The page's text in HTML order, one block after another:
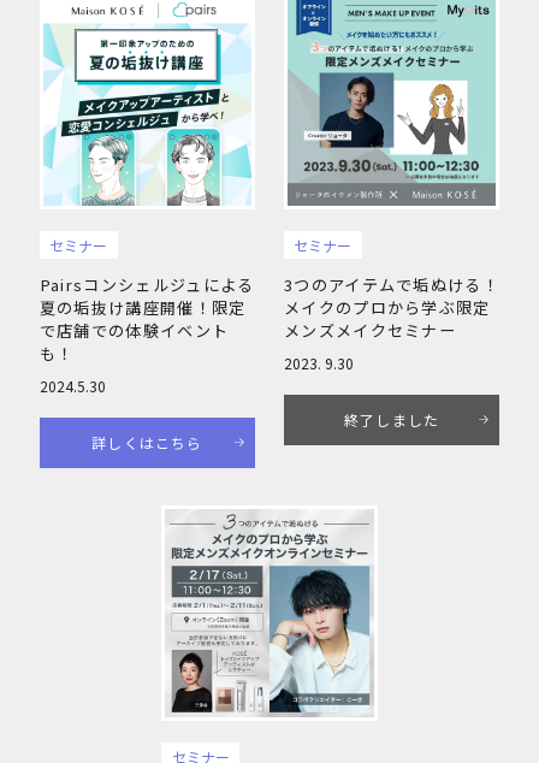
セミナー
Pairsコンシェルジュによる
夏の垢抜け講座開催！限定
で店舗での体験イベント
も！
2024.5.30
詳しくはこちら
セミナー
3つのアイテムで垢ぬける！
メイクのプロから学ぶ限定
メンズメイクセミナー
2023. 9.30
終了しました
セミナー